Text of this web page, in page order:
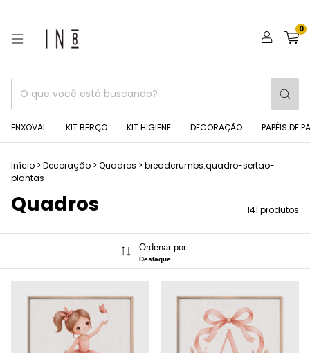
0
ENXOVAL KIT BERÇO KIT HIGIENE DECORAÇÃO PAPÉIS DE
Início > Decoração > Quadros > breadcrumbs.quadro-sertao-
plantas
Quadros 141 produtos
Ordenar por:
Destaque